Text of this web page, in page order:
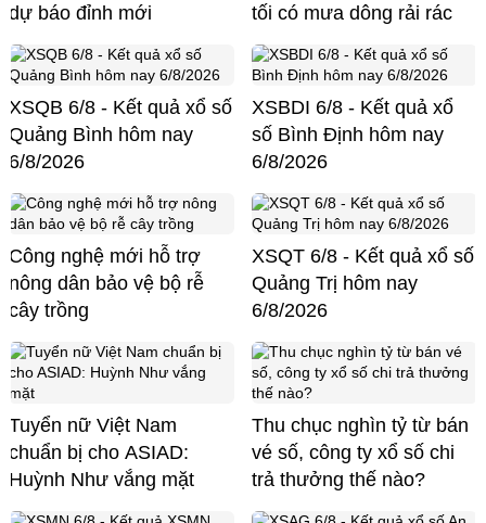
dự báo đỉnh mới
tối có mưa dông rải rác
XSQB 6/8 - Kết quả xổ số
Quảng Bình hôm nay
6/8/2026
XSBDI 6/8 - Kết quả xổ
số Bình Định hôm nay
6/8/2026
Công nghệ mới hỗ trợ
nông dân bảo vệ bộ rễ
cây trồng
XSQT 6/8 - Kết quả xổ số
Quảng Trị hôm nay
6/8/2026
Tuyển nữ Việt Nam
chuẩn bị cho ASIAD:
Huỳnh Như vắng mặt
Thu chục nghìn tỷ từ bán
vé số, công ty xổ số chi
trả thưởng thế nào?